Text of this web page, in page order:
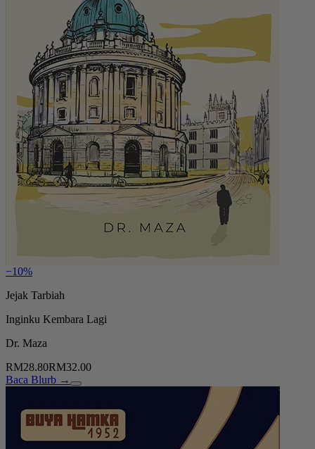
−10%
Jejak Tarbiah
Inginku Kembara Lagi
Dr. Maza
RM28.80RM32.00
Baca Blurb →